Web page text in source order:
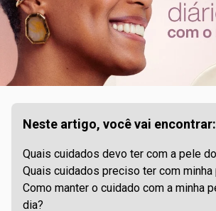
Neste artigo, você vai encontrar:
Quais cuidados devo ter com a pele
Quais cuidados preciso ter com minha
Como manter o cuidado com a minha
dia?